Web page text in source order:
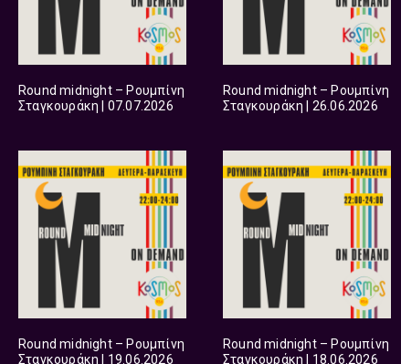
Round midnight – Ρουμπίνη
Σταγκουράκη | 07.07.2026
Round midnight – Ρουμπίνη
Σταγκουράκη | 26.06.2026
Round midnight – Ρουμπίνη
Σταγκουράκη | 19.06.2026
Round midnight – Ρουμπίνη
Σταγκουράκη | 18.06.2026